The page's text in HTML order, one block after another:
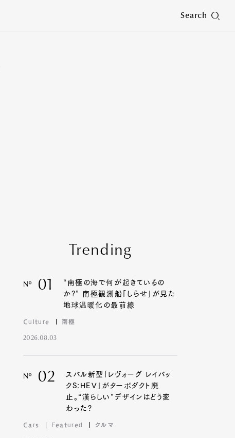
Search
Trending
Nº 01
“南極の海で何が起きているの
か?” 南極観測船「しらせ」が見た
地球温暖化の最前線
Culture 南極
2026.08.03
Nº 02
スバル新型「レヴォーグ レイバッ
クS:HEV」がターボダクト廃
止。“漢らしい”デザインはどう変
わった?
Cars Featured クルマ